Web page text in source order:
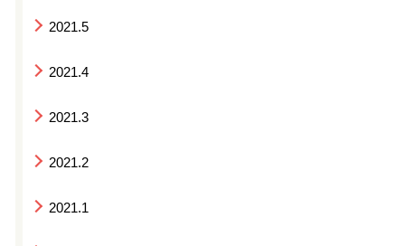
2021.5
2021.4
2021.3
2021.2
2021.1